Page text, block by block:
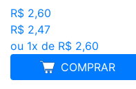
R$ 2,60
R$ 2,47
ou 1x de R$ 2,60
COMPRAR